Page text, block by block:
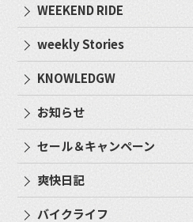
WEEKEND RIDE
weekly Stories
KNOWLEDGW
お知らせ
セール＆キャンペーン
爽快日記
バイクライフ